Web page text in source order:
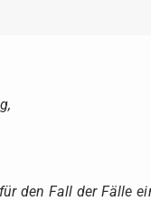
den Fall der Fälle